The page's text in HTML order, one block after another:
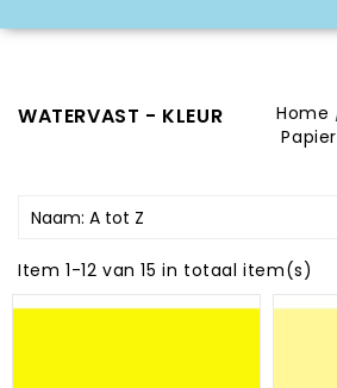
WATERVAST - KLEUR Home
Papier
Naam: A tot Z
Item 1-12 van 15 in totaal item(s)